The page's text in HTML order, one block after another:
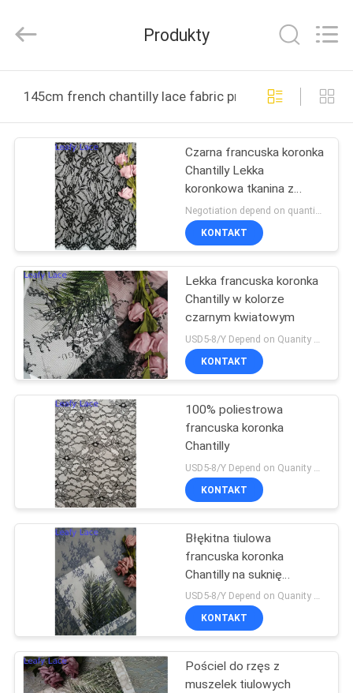
PRODUKTY
WYCIECZKA
PO
FABRYCE
KONTROLA
JAKOŚCI
SKONTAKTUJ
NAMI
AKTUALNOŚCI
POPROSIĆ
O
WYCENĘ
Reserved.
Produkty
145cm french chantilly lace fabric produkcja online
Czarna francuska koronka
Chantilly Lekka
koronkowa tkanina z
muszelką
Negotiation depend on quantity MOQ:10 jardów
KONTAKT
Lekka francuska koronka
Chantilly w kolorze
czarnym kwiatowym
KONTAKT
100% poliestrowa
francuska koronka
Chantilly
KONTAKT
Błękitna tiulowa
francuska koronka
Chantilly na suknię
wieczorową
USD5-8/Y Depend on Quanity MOQ:10 jardów
KONTAKT
Pościel do rzęs z
muszelek tiulowych